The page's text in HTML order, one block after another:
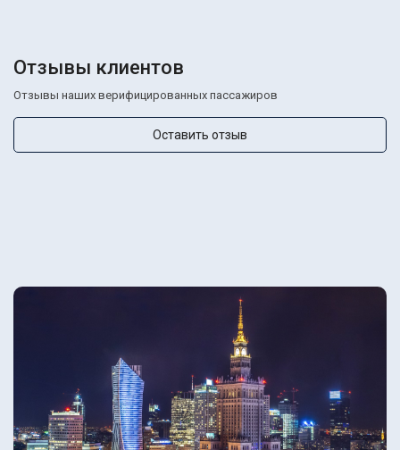
Отзывы клиентов
Отзывы наших верифицированных пассажиров
Оставить отзыв